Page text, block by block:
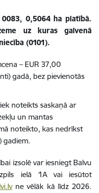
0,5064 ha platībā.
uz kuras galvenā
(0101).
– EUR 37,00
gadā, bez pievienotās
noteikts saskaņā ar
un mantas
noteikto, kas nedrīkst
gadiem.
izsolē var iesniegt Balvu
ielā 1A vai iesūtot
ne vēlāk kā līdz 2026.